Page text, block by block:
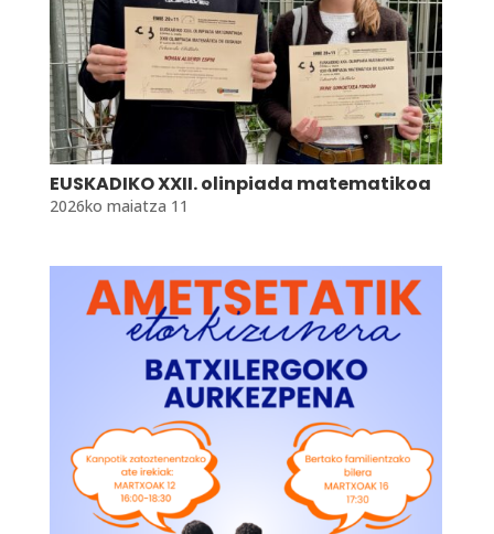
EUSKADIKO XXII. olinpiada matematikoa
2026ko maiatza 11